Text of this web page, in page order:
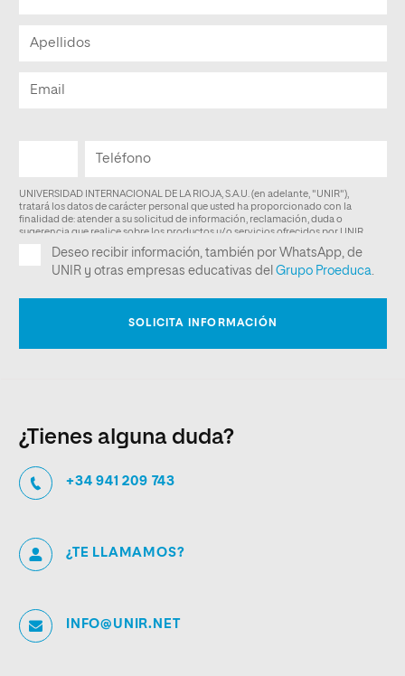
¿Tienes alguna duda?
+34 941 209 743
¿TE LLAMAMOS?
INFO@UNIR.NET